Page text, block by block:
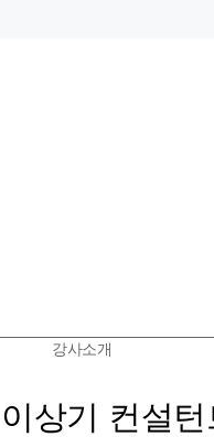
강사소개
이상기 컨설턴